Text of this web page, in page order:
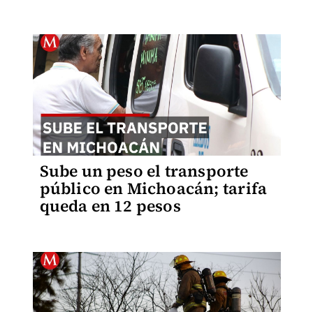
Sube un peso el transporte
público en Michoacán; tarifa
queda en 12 pesos